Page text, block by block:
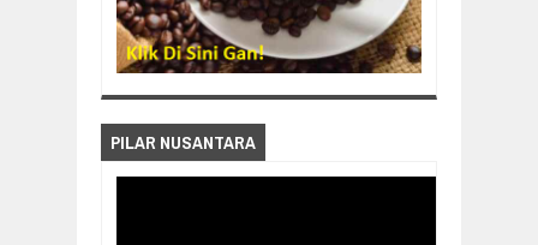
PILAR NUSANTARA